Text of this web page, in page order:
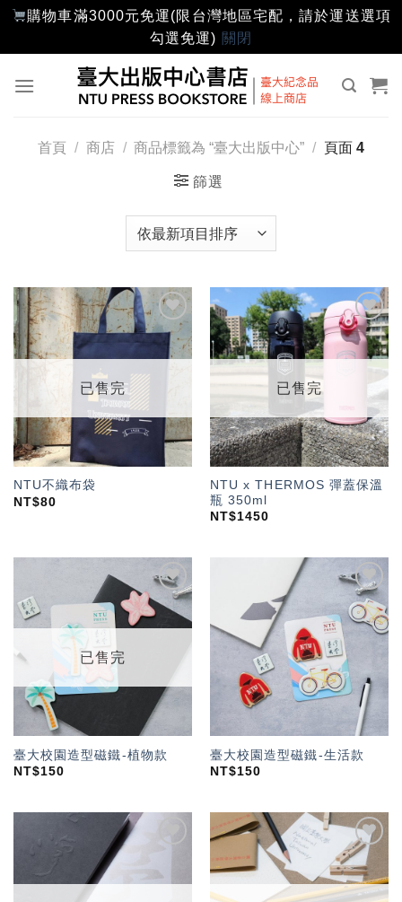
購物車滿3000元免運(限台灣地區宅配，請於運送選項
勾選免運) 關閉
首頁 / 商店 / 商品標籤為 “臺大出版中心” / 頁面 4
篩選
加入
「願
望輕
已售完
NTU不織布袋
NT$80
加入
「願
望輕
單」
已售完
NTU x THERMOS 彈蓋保溫
瓶 350ml
NT$1450
加入
「願
望輕
已售完
臺大校園造型磁鐵-植物款
NT$150
加入
「願
望輕
臺大校園造型磁鐵-生活款
NT$150
望輕
加入
「願
望輕
單」